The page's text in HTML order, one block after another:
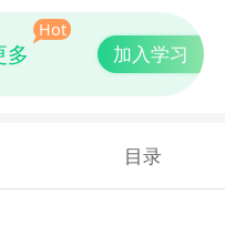
多
Hot
加入学习
目录